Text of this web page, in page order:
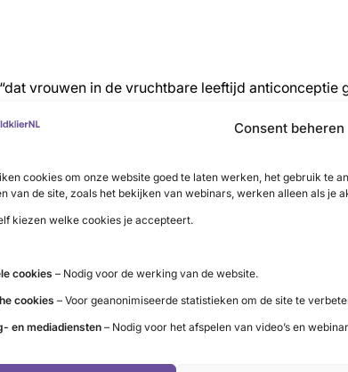
Consent beheren
cookies om onze website goed te laten werken, het gebruik te
van de site, zoals het bekijken van webinars, werken alleen als je
kiezen welke cookies je accepteert.
cookies – Nodig voor de werking van de website.
cookies – Voor geanonimiseerde statistieken om de site te
en mediadiensten – Nodig voor het afspelen van video’s en
vrouwen in de vruchtbare leeftijd
risico op aangeboren afwijkingen. Het
te worden tijdens (het begin van) de
te gebruiken.
hebben over dit onderwerp een brief gestuurd,
op de hoogte gebracht van
van het betreffende geneesmiddel. De brief is in